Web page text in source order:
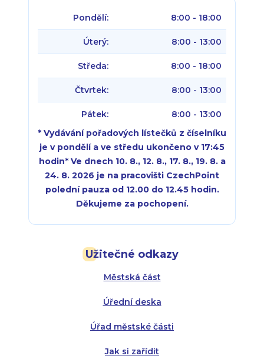
Užitečné odkazy
Městská část
Úřední deska
Úřad městské části
Jak si zařídit
Pondělí: 8:00 - 18:00
Úterý: 8:00 - 13:00
Středa: 8:00 - 18:00
Čtvrtek: 8:00 - 13:00
Pátek:
8:00 - 13:00
* Vydávání pořadových lístečků z číselníku
je v pondělí a ve středu ukončeno v 17:45
hodin* Ve dnech 10. 8., 12. 8., 17. 8., 19. 8. a
24. 8. 2026 je na pracovišti CzechPoint
polední pauza od 12.00 do 12.45 hodin.
Děkujeme za pochopení.
Úterý:
Středa:
Čtvrtek:
Pátek:
Úterý:
Středa:
Čtvrtek: